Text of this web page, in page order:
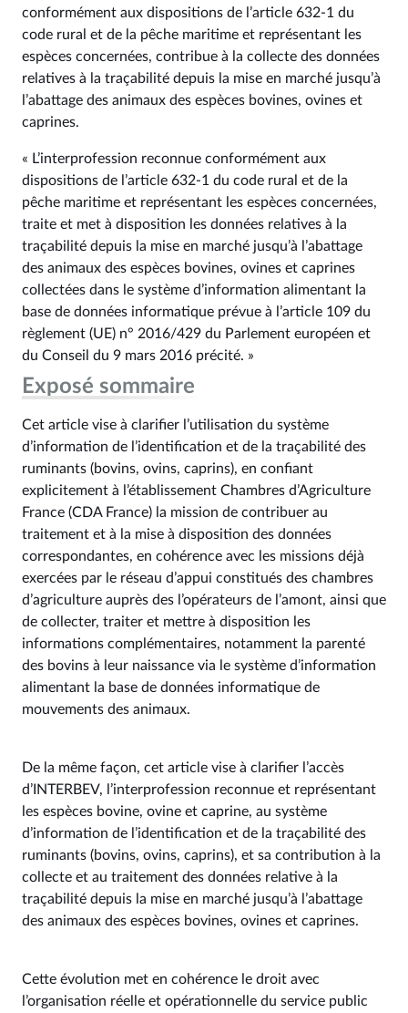
conformément aux dispositions de l’article 632‑1 du
code rural et de la pêche maritime et représentant les
espèces concernées, contribue à la collecte des données
relatives à la traçabilité depuis la mise en marché jusqu’à
l’abattage des animaux des espèces bovines, ovines et
caprines.
« L’interprofession reconnue conformément aux
dispositions de l’article 632‑1 du code rural et de la
pêche maritime et représentant les espèces concernées,
traite et met à disposition les données relatives à la
traçabilité depuis la mise en marché jusqu’à l’abattage
des animaux des espèces bovines, ovines et caprines
collectées dans le système d’information alimentant la
base de données informatique prévue à l’article 109 du
règlement (UE) n° 2016/429 du Parlement européen et
du Conseil du 9 mars 2016 précité. »
Exposé sommaire
Cet article vise à clarifier l’utilisation du système
d’information de l’identification et de la traçabilité des
ruminants (bovins, ovins, caprins), en confiant
explicitement à l’établissement Chambres d’Agriculture
France (CDA France) la mission de contribuer au
traitement et à la mise à disposition des données
correspondantes, en cohérence avec les missions déjà
exercées par le réseau d’appui constitués des chambres
d’agriculture auprès des l’opérateurs de l’amont, ainsi que
de collecter, traiter et mettre à disposition les
informations complémentaires, notamment la parenté
des bovins à leur naissance via le système d’information
alimentant la base de données informatique de
mouvements des animaux.
De la même façon, cet article vise à clarifier l’accès
d’INTERBEV, l’interprofession reconnue et représentant
les espèces bovine, ovine et caprine, au système
d’information de l’identification et de la traçabilité des
ruminants (bovins, ovins, caprins), et sa contribution à la
collecte et au traitement des données relative à la
traçabilité depuis la mise en marché jusqu’à l’abattage
des animaux des espèces bovines, ovines et caprines.
Cette évolution met en cohérence le droit avec
l’organisation réelle et opérationnelle du service public